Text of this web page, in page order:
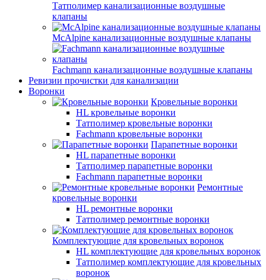
Татполимер канализационные воздушные
клапаны
McAlpine канализационные воздушные клапаны
Fachmann канализационные воздушные клапаны
Ревизии прочистки для канализации
Воронки
Кровельные воронки
HL кровельные воронки
Татполимер кровельные воронки
Fachmann кровельные воронки
Парапетные воронки
HL парапетные воронки
Татполимер парапетные воронки
Fachmann парапетные воронки
Ремонтные
кровельные воронки
HL ремонтные воронки
Татполимер ремонтные воронки
Комплектующие для кровельных воронок
HL комплектующие для кровельных воронок
Татполимер комплектующие для кровельных
воронок